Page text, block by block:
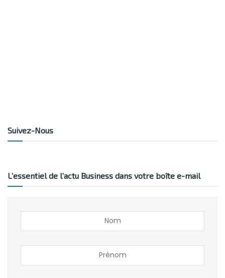
Suivez-Nous
L’essentiel de l’actu Business dans votre boîte e-mail